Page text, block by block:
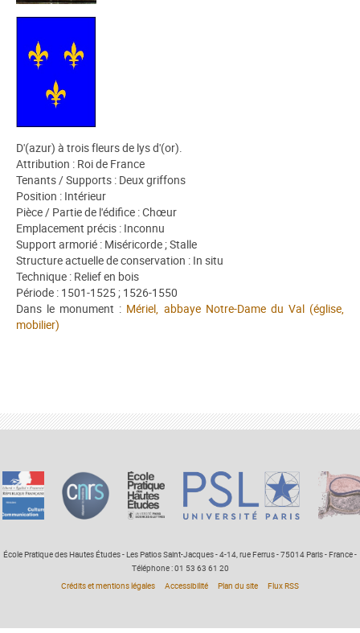
D'(azur) à trois fleurs de lys d'(or).
Attribution : Roi de France
Tenants / Supports : Deux griffons
Position : Intérieur
Pièce / Partie de l'édifice : Chœur
Emplacement précis : Inconnu
Support armorié : Miséricorde ; Stalle
Structure actuelle de conservation : In situ
Technique : Relief en bois
Période : 1501-1525 ; 1526-1550
Dans le monument : Mériel, abbaye Notre-Dame du Val (église,
mobilier)
École Pratique des Hautes Études - Les Patios Saint-Jacques - 4-14, rue Ferrus - 75014 Paris - France -
Téléphone : 01 53 63 61 20
Crédits et mentions légales
Accessibilité Plan du site Flux RSS